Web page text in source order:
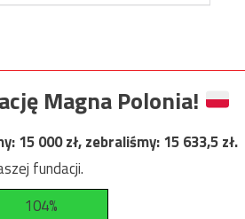
Magna Polonia!
15 000zł, zebraliśmy:15 633,5zł.
fundacji.
104%